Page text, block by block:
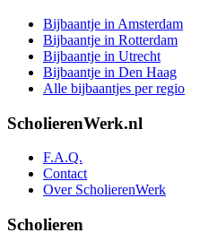
Bijbaantje in Amsterdam
Bijbaantje in Rotterdam
Bijbaantje in Utrecht
Bijbaantje in Den Haag
Alle bijbaantjes per regio
ScholierenWerk.nl
F.A.Q.
Contact
Over ScholierenWerk
Scholieren